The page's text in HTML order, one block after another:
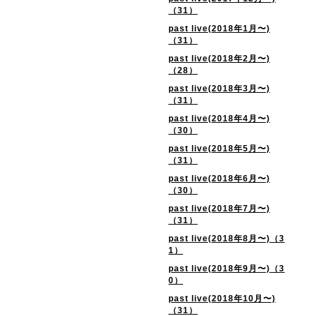
（31）
past live(2018年1月〜)
（31）
past live(2018年2月〜)
（28）
past live(2018年3月〜)
（31）
past live(2018年4月〜)
（30）
past live(2018年5月〜)
（31）
past live(2018年6月〜)
（30）
past live(2018年7月〜)
（31）
past live(2018年8月〜)（3
1）
past live(2018年9月〜)（3
0）
past live(2018年10月〜)
（31）